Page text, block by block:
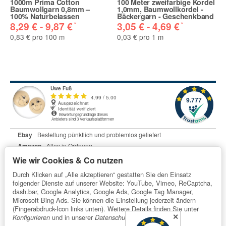
Baumwollgarn 0,8mm –
100% Naturbelassen
8,29 € -9,87 €*
0,83 € pro 100 m
1,0mm, Baumwollkordel -
Bäckergarn - Geschenkband
3,05 € -4,69 €*
0,03 € pro 1 m
Informationen
Wie wir Cookies & Co nutzen
Durch Klicken auf „Alle akzeptieren“ gestatten Sie den Einsatz
folgender Dienste auf unserer Website: YouTube, Vimeo, ReCaptcha,
dash.bar, Google Analytics, Google Ads, Google Tag Manager,
Microsoft Bing Ads. Sie können die Einstellung jederzeit ändern
(Fingerabdruck-Icon links unten). Weitere Details finden Sie unter
Konfigurieren und in unserer Datenschutzerklärung. ✕